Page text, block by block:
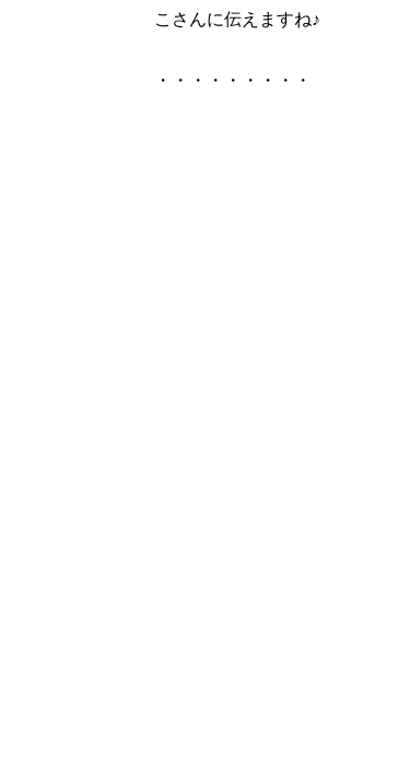
こさんに伝えますね♪
・・・・・・・・・